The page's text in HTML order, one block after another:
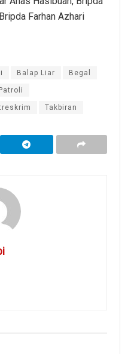
Farhan Azhari
Balap Liar Begal
Takbiran